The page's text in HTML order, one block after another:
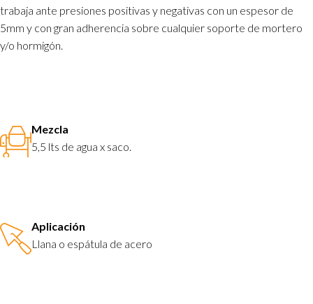
trabaja ante presiones positivas y negativas con un espesor de
5mm y con gran adherencia sobre cualquier soporte de mortero
y/o hormigón.
Mezcla
5,5 lts de agua x saco.
Aplicación
Llana o espátula de acero